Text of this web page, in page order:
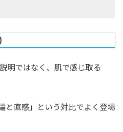
明ではなく、肌で感じ取る
と直感」という対比でよく登場